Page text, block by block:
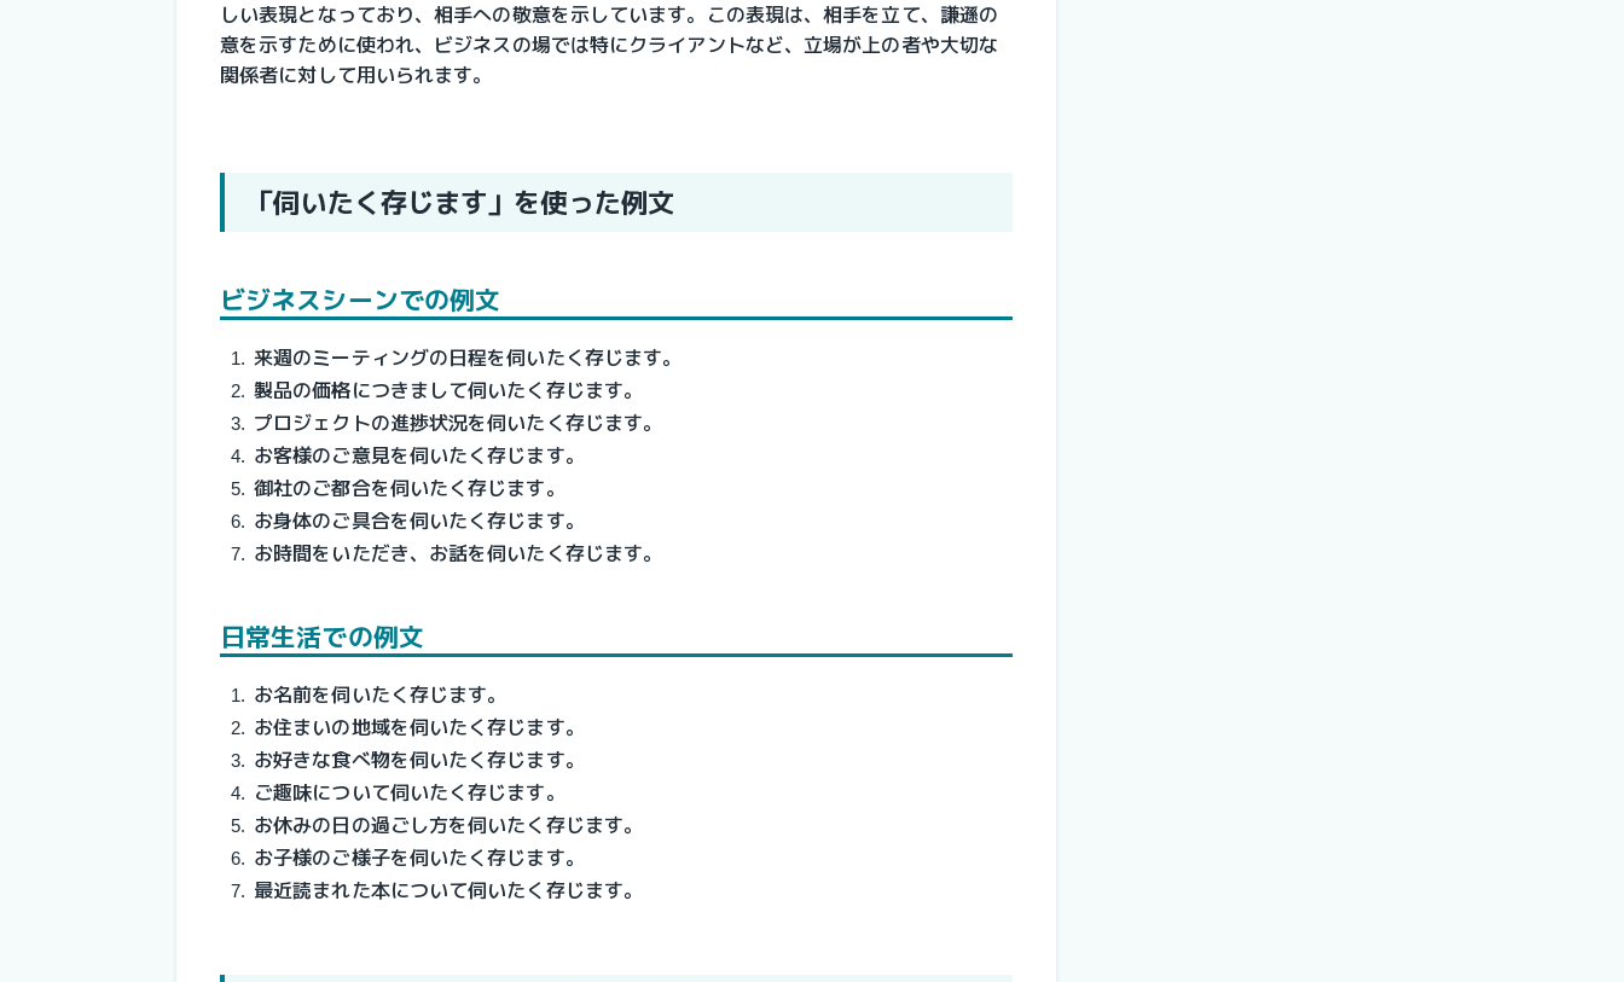
しい表現となっており、相手への敬意を示しています。この表現は、相手を立て、謙遜の
意を示すために使われ、ビジネスの場では特にクライアントなど、立場が上の者や大切な
関係者に対して用いられます。
「伺いたく存じます」を使った例文
ビジネスシーンでの例文
来週のミーティングの日程を伺いたく存じます。
製品の価格につきまして伺いたく存じます。
プロジェクトの進捗状況を伺いたく存じます。
お客様のご意見を伺いたく存じます。
御社のご都合を伺いたく存じます。
お身体のご具合を伺いたく存じます。
お時間をいただき、お話を伺いたく存じます。
日常生活での例文
お名前を伺いたく存じます。
お住まいの地域を伺いたく存じます。
お好きな食べ物を伺いたく存じます。
ご趣味について伺いたく存じます。
お休みの日の過ごし方を伺いたく存じます。
お子様のご様子を伺いたく存じます。
最近読まれた本について伺いたく存じます。